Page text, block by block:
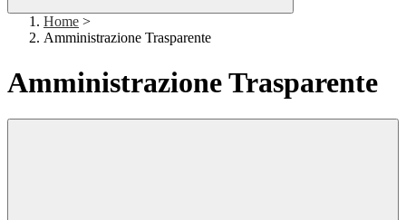
Home >
Amministrazione Trasparente
Amministrazione Trasparente